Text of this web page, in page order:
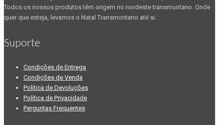
Todos os nossos produtos têm origem no nordeste transmontano. Onde
quer que esteja, levamos o Natal Transmontano até si.
Suporte
Condições de Entrega
Condições de Venda
Política de Devoluções
Política de Privacidade
Perguntas Frequentes